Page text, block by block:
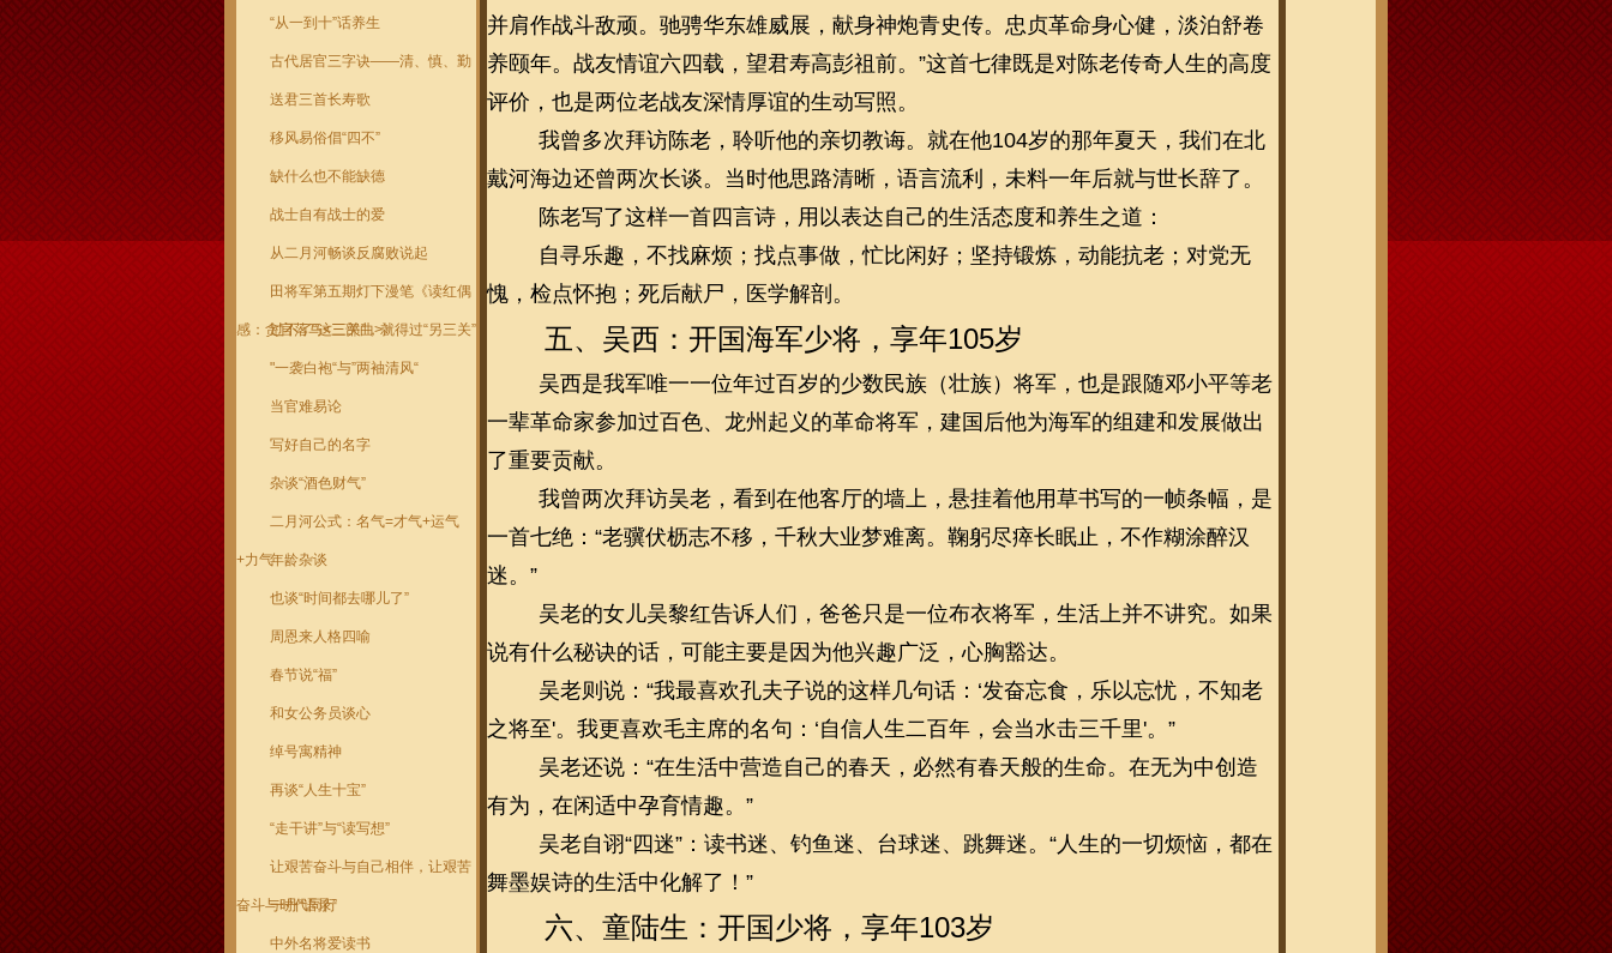
“从一到十”话养生
古代居官三字诀——清、慎、勤
送君三首长寿歌
移风易俗倡“四不”
缺什么也不能缺德
战士自有战士的爱
从二月河畅谈反腐败说起
田将军第五期灯下漫笔《读红偶
感：贪官落马<三部曲>》
过不了“这三关”，就得过“另三关”
"一袭白袍“与”两袖清风“
当官难易论
写好自己的名字
杂谈“酒色财气”
二月河公式：名气=才气+运气
+力气年龄杂谈
也谈“时间都去哪儿了”
周恩来人格四喻
春节说“福”
和女公务员谈心
绰号寓精神
再谈“人生十宝”
“走干讲”与“读写想”
让艰苦奋斗与自己相伴，让艰苦
奋斗与时代同行
一丹“语录”
中外名将爱读书
并肩作战斗敌顽。驰骋华东雄威展，献身神炮青史传。忠贞革命身心健，淡泊舒卷
养颐年。战友情谊六四载，望君寿高彭祖前。”这首七律既是对陈老传奇人生的高度
评价，也是两位老战友深情厚谊的生动写照。
我曾多次拜访陈老，聆听他的亲切教诲。就在他104岁的那年夏天，我们在北
戴河海边还曾两次长谈。当时他思路清晰，语言流利，未料一年后就与世长辞了。
陈老写了这样一首四言诗，用以表达自己的生活态度和养生之道：
自寻乐趣，不找麻烦；找点事做，忙比闲好；坚持锻炼，动能抗老；对党无
愧，检点怀抱；死后献尸，医学解剖。
五、吴西：开国海军少将，享年105岁
吴西是我军唯一一位年过百岁的少数民族（壮族）将军，也是跟随邓小平等老
一辈革命家参加过百色、龙州起义的革命将军，建国后他为海军的组建和发展做出
了重要贡献。
我曾两次拜访吴老，看到在他客厅的墙上，悬挂着他用草书写的一帧条幅，是
一首七绝：“老骥伏枥志不移，千秋大业梦难离。鞠躬尽瘁长眠止，不作糊涂醉汉
迷。”
吴老的女儿吴黎红告诉人们，爸爸只是一位布衣将军，生活上并不讲究。如果
说有什么秘诀的话，可能主要是因为他兴趣广泛，心胸豁达。
吴老则说：“我最喜欢孔夫子说的这样几句话：‘发奋忘食，乐以忘忧，不知老
之将至'。我更喜欢毛主席的名句：‘自信人生二百年，会当水击三千里'。”
吴老还说：“在生活中营造自己的春天，必然有春天般的生命。在无为中创造
有为，在闲适中孕育情趣。”
吴老自诩“四迷”：读书迷、钓鱼迷、台球迷、跳舞迷。“人生的一切烦恼，都在
舞墨娱诗的生活中化解了！”
六、童陆生：开国少将，享年103岁